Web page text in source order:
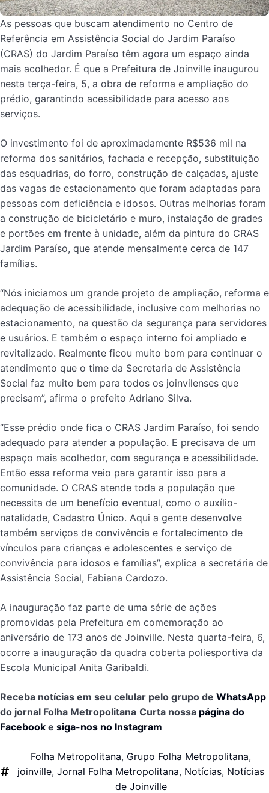
As pessoas que buscam atendimento no Centro de
Referência em Assistência Social do Jardim Paraíso
(CRAS) do Jardim Paraíso têm agora um espaço ainda
mais acolhedor. É que a Prefeitura de Joinville inaugurou
nesta terça-feira, 5, a obra de reforma e ampliação do
prédio, garantindo acessibilidade para acesso aos
serviços.
O investimento foi de aproximadamente R$536 mil na
reforma dos sanitários, fachada e recepção, substituição
das esquadrias, do forro, construção de calçadas, ajuste
das vagas de estacionamento que foram adaptadas para
pessoas com deficiência e idosos. Outras melhorias foram
a construção de bicicletário e muro, instalação de grades
e portões em frente à unidade, além da pintura do CRAS
Jardim Paraíso, que atende mensalmente cerca de 147
famílias.
“Nós iniciamos um grande projeto de ampliação, reforma e
adequação de acessibilidade, inclusive com melhorias no
estacionamento, na questão da segurança para servidores
e usuários. E também o espaço interno foi ampliado e
revitalizado. Realmente ficou muito bom para continuar o
atendimento que o time da Secretaria de Assistência
Social faz muito bem para todos os joinvilenses que
precisam”, afirma o prefeito Adriano Silva.
“Esse prédio onde fica o CRAS Jardim Paraíso, foi sendo
adequado para atender a população. E precisava de um
espaço mais acolhedor, com segurança e acessibilidade.
Então essa reforma veio para garantir isso para a
comunidade. O CRAS atende toda a população que
necessita de um benefício eventual, como o auxílio-
natalidade, Cadastro Único. Aqui a gente desenvolve
também serviços de convivência e fortalecimento de
vínculos para crianças e adolescentes e serviço de
convivência para idosos e famílias”, explica a secretária de
Assistência Social, Fabiana Cardozo.
A inauguração faz parte de uma série de ações
promovidas pela Prefeitura em comemoração ao
aniversário de 173 anos de Joinville. Nesta quarta-feira, 6,
ocorre a inauguração da quadra coberta poliesportiva da
Escola Municipal Anita Garibaldi.
Receba notícias em seu celular pelo grupo de WhatsApp
do jornal Folha Metropolitana Curta nossa página do
Facebook e siga-nos no Instagram
Folha Metropolitana, Grupo Folha Metropolitana,
joinville, Jornal Folha Metropolitana, Notícias, Notícias
de Joinville